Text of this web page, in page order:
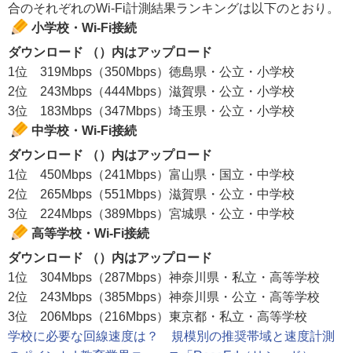
合のそれぞれのWi-Fi計測結果ランキングは以下のとおり。
小学校・Wi-Fi接続
ダウンロード （）内はアップロード
1位 319Mbps（350Mbps）徳島県・公立・小学校
2位 243Mbps（444Mbps）滋賀県・公立・小学校
3位 183Mbps（347Mbps）埼玉県・公立・小学校
中学校・Wi-Fi接続
ダウンロード （）内はアップロード
1位 450Mbps（241Mbps）富山県・国立・中学校
2位 265Mbps（551Mbps）滋賀県・公立・中学校
3位 224Mbps（389Mbps）宮城県・公立・中学校
高等学校・Wi-Fi接続
ダウンロード （）内はアップロード
1位 304Mbps（287Mbps）神奈川県・私立・高等学校
2位 243Mbps（385Mbps）神奈川県・公立・高等学校
3位 206Mbps（216Mbps）東京都・私立・高等学校
学校に必要な回線速度は？ 規模別の推奨帯域と速度計測